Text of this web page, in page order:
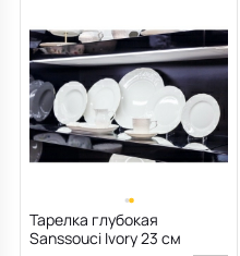
Тарелка глубокая
Sanssouci Ivory 23 см